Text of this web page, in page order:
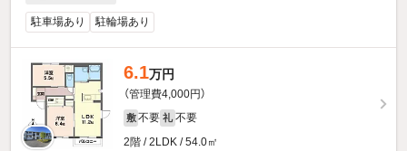
駐車場あり 駐輪場あり
6.1万円
（管理費4,000円）
敷 不要 礼 不要
2階 / 2LDK / 54.0㎡